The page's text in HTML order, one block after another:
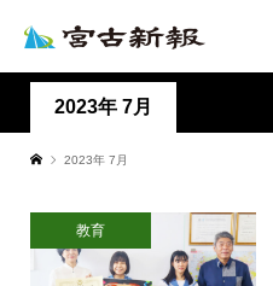
2023年 7月
2023年 7月
教育